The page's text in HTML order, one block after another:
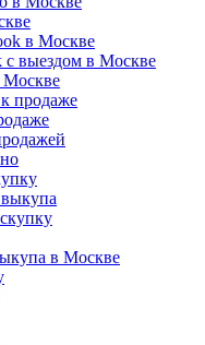
в Москве
выездом в Москве
Москве
продаже
в Москве